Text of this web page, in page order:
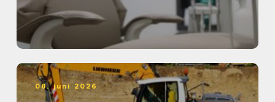
08. juni 2026